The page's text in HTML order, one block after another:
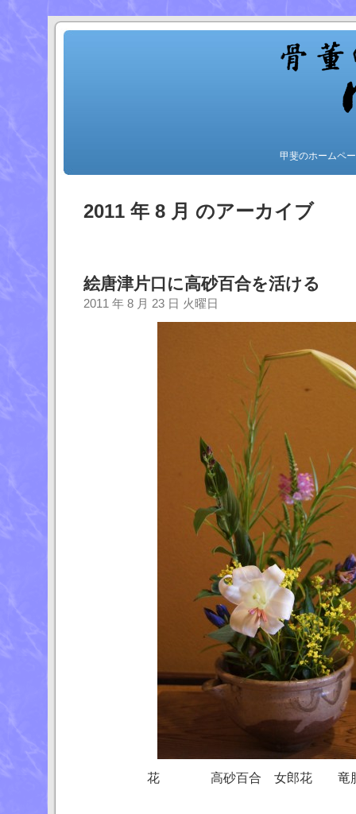
甲斐のホームペ
2011 年 8 月 のアーカイブ
絵唐津片口に高砂百合を活ける
2011 年 8 月 23 日 火曜日
花 高砂百合 女郎花 竜胆 不